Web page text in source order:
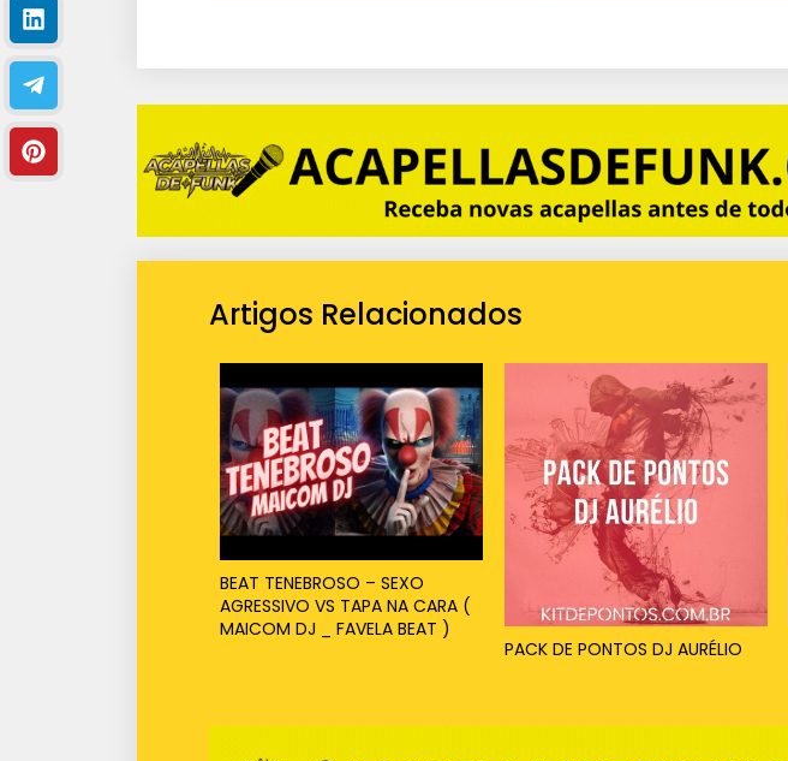
Artigos Relacionados
BEAT TENEBROSO – SEXO
AGRESSIVO VS TAPA NA CARA (
MAICOM DJ _ FAVELA BEAT )
PACK DE PONTOS DJ AURÉLIO